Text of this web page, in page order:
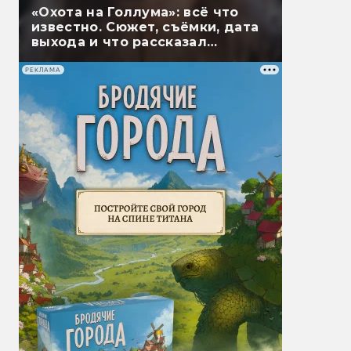
«Охота на Голлума»: всё что
известно. Сюжет, съёмки, дата
выхода и что рассказал
РЕКЛАМА